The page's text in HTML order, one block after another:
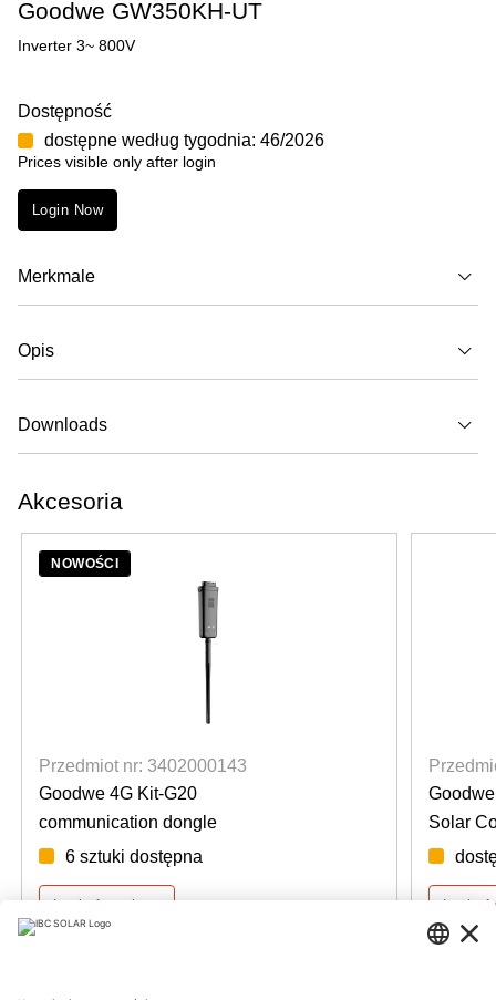
Goodwe GW350KH-UT
Inverter 3~ 800V
Dostępność
dostępne według tygodnia: 46/2026
Prices visible only after login
Login Now
Merkmale
Opis
Downloads
Akcesoria
NOWOŚCI
Przedmiot nr: 3402000143
Goodwe 4G Kit-G20
communication dongle
6 sztuki dostępna
Login for prices
Solar
Login